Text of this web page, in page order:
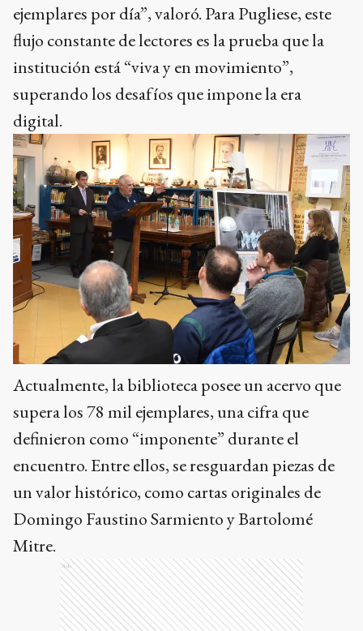
ejemplares por día”, valoró. Para Pugliese, este
flujo constante de lectores es la prueba que la
institución está “viva y en movimiento”,
superando los desafíos que impone la era
digital.
Actualmente, la biblioteca posee un acervo que
supera los 78 mil ejemplares, una cifra que
definieron como “imponente” durante el
encuentro. Entre ellos, se resguardan piezas de
un valor histórico, como cartas originales de
Domingo Faustino Sarmiento y Bartolomé
Mitre.
Ads